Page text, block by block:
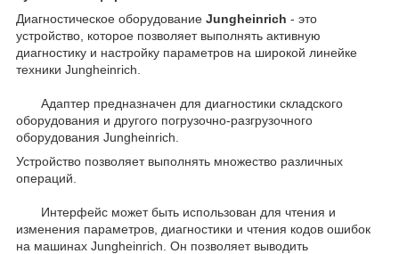
Диагностическое оборудование Jungheinrich - это
устройство, которое позволяет выполнять активную
диагностику и настройку параметров на широкой линейке
техники Jungheinrich.
Адаптер предназначен для диагностики складского
оборудования и другого погрузочно-разгрузочного
оборудования Jungheinrich.
Устройство позволяет выполнять множество различных
операций.
Интерфейс может быть использован для чтения и
изменения параметров, диагностики и чтения кодов ошибок
на машинах Jungheinrich. Он позволяет выводить